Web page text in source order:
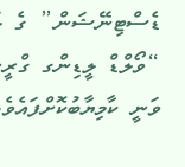
ޑެސްޓިނޭޝަން” ގެ
“ވޯލްޑް ލީޑިންގ
ވަނީ ކާމިޔާބުކޮށްފައެވެ.